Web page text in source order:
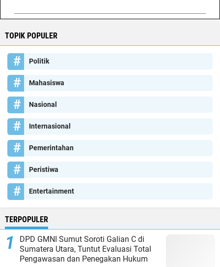
TOPIK POPULER
Politik
Mahasiswa
Nasional
Internasional
Pemerintahan
Peristiwa
Entertainment
TERPOPULER
DPD GMNI Sumut Soroti Galian C di
Sumatera Utara, Tuntut Evaluasi Total
Pengawasan dan Penegakan Hukum